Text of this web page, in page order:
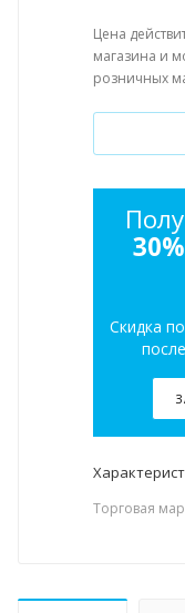
Цена
магазина и
розничных
30%
Скидка
Торговая